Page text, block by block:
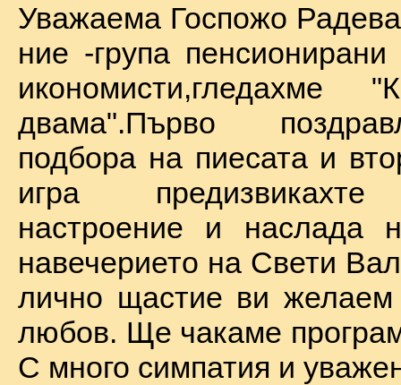
Уважаема Госпожо
ние -група
икономисти,гледахме
двама".Първо
подбора на пиесата и
игра
настроение и наслада
навечерието на Свети
лично щастие ви желаем
любов. Ще чакаме
С много симпатия и